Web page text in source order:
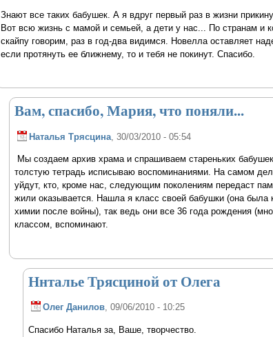
Знают все таких бабушек. А я вдруг первый раз в жизни
Вот всю жизнь с мамой и семьей, а дети у нас... По странам и
скайпу говорим, раз в год-два видимся. Новелла оставляет
если протянуть ее ближнему, то и тебя не покинут. Спасибо.
Вам, спасибо, Мария, что поняли...
Наталья Трясцина, 30/03/2010 - 05:54
Мы создаем архив храма и спрашиваем стареньких
толстую тетрадь исписываю воспоминаниями. На самом
уйдут, кто, кроме нас, следующим поколениям передаст
жили оказывается. Нашла я класс своей бабушки (она была
химии после войны), так ведь они все 36 года рождения
классом, вспоминают.
Ннталье Трясциной от Олега
Олег Данилов, 09/06/2010 - 10:25
Спасибо Наталья за, Ваше, творчество.